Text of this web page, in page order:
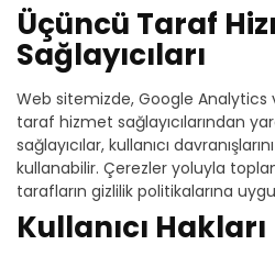
Üçüncü Taraf
Sağlayıcıları
Web sitemizde, Google
taraf hizmet sağlayıcılarından
sağlayıcılar, kullanıcı
kullanabilir. Çerezler yoluyla
tarafların gizlilik politikalarına
Kullanıcı Hakları